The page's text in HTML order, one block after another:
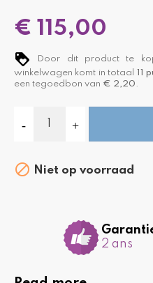
€ 115,00
Door dit product te
winkelwagen komt in totaal 11
een tegoedbon van € 2,20 .
 Niet op voorraad
2 ans